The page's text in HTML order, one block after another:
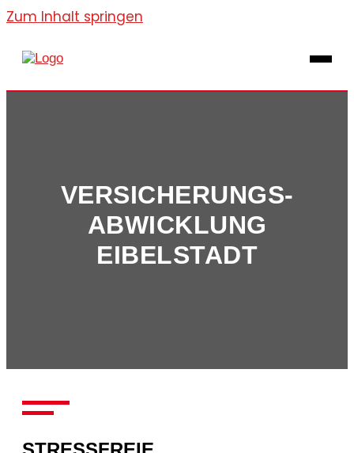
Zum Inhalt springen
VERSICHERUNGS­
ABWICKLUNG
EIBELSTADT